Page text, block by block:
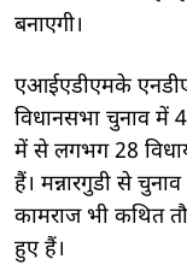
बनाएगी।
एआईएडीएमके
विधानसभा चुनाव में
में से लगभग 28
हैं। मन्नारगुडी से
कामराज भी कथित
हुए हैं।